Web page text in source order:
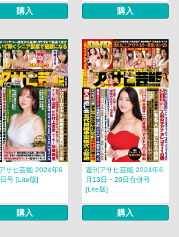
購入 購入
サヒ芸能 2024年6
号 [Lite版]
購入
週刊アサヒ芸能 2024年6
月13日・20日合併号
[Lite版]
購入